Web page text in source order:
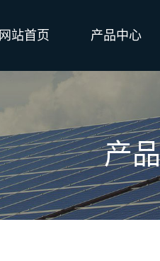
网站首页 产品中心
产